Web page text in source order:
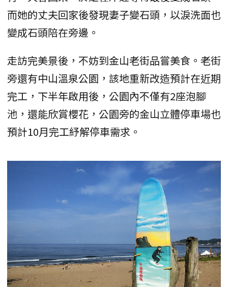
而她的丈夫回家後發現妻子變石頭，以淚洗面也
變成石頭陪在旁邊。
走訪完美景後，不妨到金山老街品嘗美食。老街
旁還有中山溫泉公園，該地重新改造預計在近期
完工，下半年啟用後，公園內不僅有2座泡腳
池，還能欣賞櫻花，公園旁的金山立體停車場也
預計10月完工紓解停車需求。